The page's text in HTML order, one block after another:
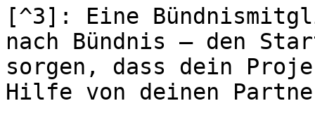
[^3]: Eine
nach Bündnis – den
sorgen, dass dein
Hilfe von deinen